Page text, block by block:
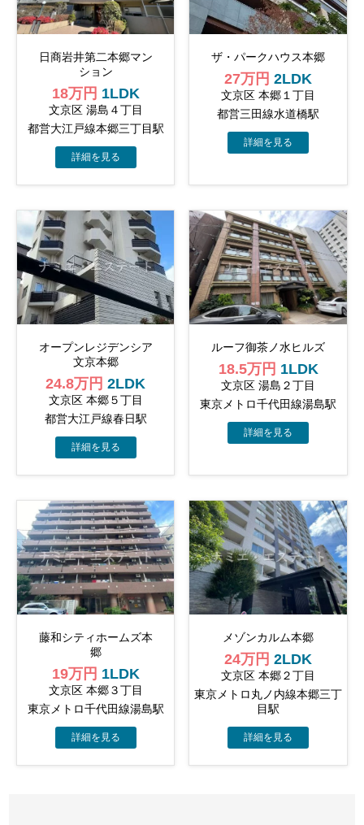
日商岩井第二本郷マン
ション
18万円 1LDK
文京区 湯島４丁目
都営大江戸線本郷三丁目駅
ザ・パークハウス本郷
27万円2LDK
文京区 本郷１丁目
都営三田線水道橋駅
オープン​レジデンシア
文京本郷
24.8万円2LDK
文京区 本郷５丁目
都営大江戸線春日駅
ルーフ御茶ノ水ヒルズ
18.5万円 1LDK
文京区 湯島２丁目
東京メトロ千代田線湯島駅
藤和シティホームズ本
郷
19万円 1LDK
文京区 本郷３丁目
東京メトロ千代田線湯島駅
メゾンカルム本郷
24万円2LDK
文京区 本郷２丁目
東京メトロ丸ノ内線本郷三丁
目駅